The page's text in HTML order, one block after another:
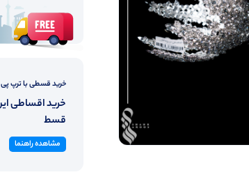
خرید قسطی با ترپ پی
قسط
مشاهده راهنما